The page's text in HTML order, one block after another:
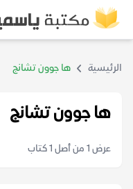
الرئيسية ها جوون تشانج
ها جوون تشانج
عرض 1 من أصل 1 كتاب